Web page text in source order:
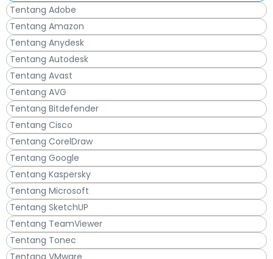
Tentang Adobe
Tentang Amazon
Tentang Anydesk
Tentang Autodesk
Tentang Avast
Tentang AVG
Tentang Bitdefender
Tentang Cisco
Tentang CorelDraw
Tentang Google
Tentang Kaspersky
Tentang Microsoft
Tentang SketchUP
Tentang TeamViewer
Tentang Tonec
Tentang VMware